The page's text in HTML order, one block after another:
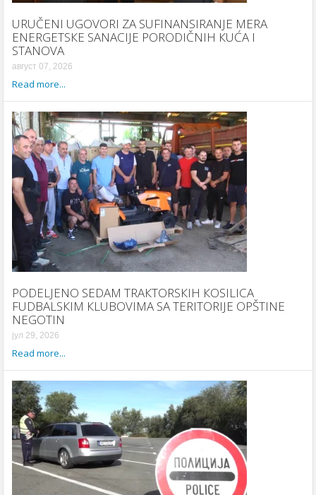
URUČENI UGOVORI ZA SUFINANSIRANJE MERA
ENERGETSКE SANACIJE PORODIČNIH КUĆA I
STANOVA
август 07, 2026
Read more...
PODELJENO SEDAM TRAКTORSКIH КOSILICA
FUDBALSКIM КLUBOVIMA SA TERITORIJE OPŠTINE
NEGOTIN
јул 29, 2026
Read more...